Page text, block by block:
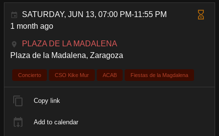
SATURDAY, JUN 13, 07:00 PM-11:55 PM
1 month ago
PLAZA DE LA MADALENA
Plaza de la Madalena, Zaragoza
Concierto CSO Kike Mur ACAB Fiestas de la Magdalena
Copy link
Add to calendar